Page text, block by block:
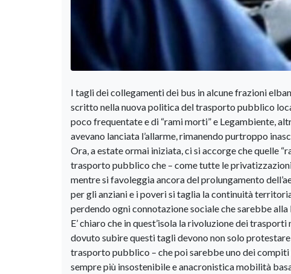
I tagli dei collegamenti dei bus in alcune frazioni
scritto nella nuova politica del trasporto pubblico
poco frequentate e di “rami morti” e Legambiente,
avevano lanciata l’allarme, rimanendo purtroppo
Ora, a estate ormai iniziata, ci si accorge che quelle
trasporto pubblico che – come tutte le
mentre si favoleggia ancora del prolungamento
per gli anziani e i poveri si taglia la continuità
perdendo ogni connotazione sociale che sarebbe
E’ chiaro che in quest’isola la rivoluzione dei
dovuto subire questi tagli devono non solo
trasporto pubblico – che poi sarebbe uno dei
sempre più insostenibile e anacronistica mobilità